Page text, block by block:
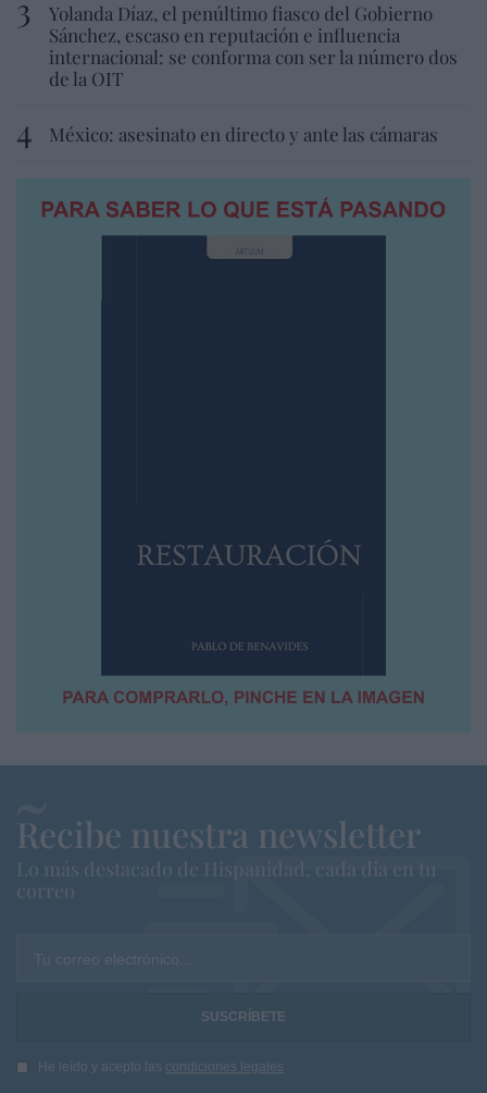
Yolanda Díaz, el penúltimo fiasco del Gobierno
Sánchez, escaso en reputación e influencia
internacional: se conforma con ser la número dos
de la OIT
México: asesinato en directo y ante las cámaras
Recibe nuestra newsletter
Lo más destacado de Hispanidad, cada dia en tu
correo
Tu correo electrónico...
He leído y acepto las condiciones legales